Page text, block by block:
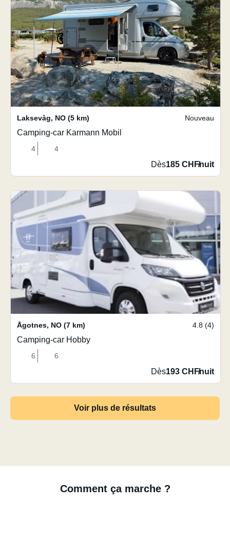
Laksevåg, NO (5 km) Nouveau
Camping-car Karmann Mobil
4 4
Dès185 CHF/nuit
Ågotnes, NO (7 km) 4.8 (4)
Camping-car Hobby
6 6
Dès193 CHF/nuit
Voir plus de résultats
Comment ça marche ?